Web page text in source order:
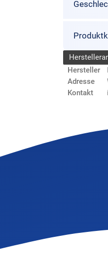
Hersteller
Adresse
Kontakt